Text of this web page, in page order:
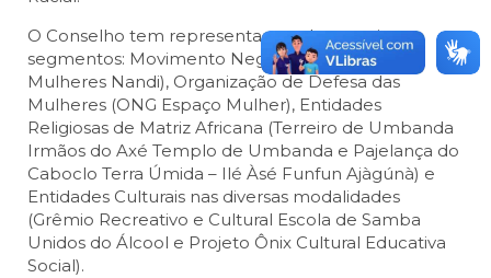
O Conselho tem representantes dos seguintes
segmentos: Movimento Negro (Coletivo de
Mulheres Nandi), Organização de Defesa das
Mulheres (ONG Espaço Mulher), Entidades
Religiosas de Matriz Africana (Terreiro de Umbanda
Irmãos do Axé Templo de Umbanda e Pajelança do
Caboclo Terra Úmida – Ilé Àsé Funfun Ajàgúnà) e
Entidades Culturais nas diversas modalidades
(Grêmio Recreativo e Cultural Escola de Samba
Unidos do Álcool e Projeto Ônix Cultural Educativa
Social).